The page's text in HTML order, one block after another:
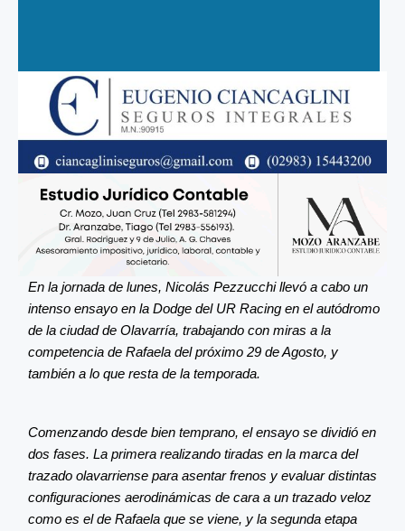
En la jornada de lunes, Nicolás Pezzucchi llevó a cabo un
intenso ensayo en la Dodge del UR Racing en el autódromo
de la ciudad de Olavarría, trabajando con miras a la
competencia de Rafaela del próximo 29 de Agosto, y
también a lo que resta de la temporada.
Comenzando desde bien temprano, el ensayo se dividió en
dos fases. La primera realizando tiradas en la marca del
trazado olavarriense para asentar frenos y evaluar distintas
configuraciones aerodinámicas de cara a un trazado veloz
como es el de Rafaela que se viene, y la segunda etapa